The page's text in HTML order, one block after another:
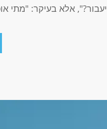
יעבור?", אלא בעיקר: "מתי